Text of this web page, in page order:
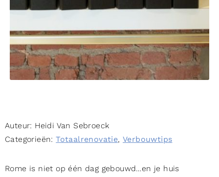
Auteur: Heidi Van Sebroeck
Categorieën:Totaalrenovatie,Verbouwtips
Rome is niet op één dag gebouwd…en je huis